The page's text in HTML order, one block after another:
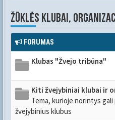
ŽŪKLĖS KLUBAI,
FORUMAS
Klubas "Žvejo tribūna"
Kiti žvejybiniai klubai ir
Tema, kurioje norintys
žvejybinius klubus